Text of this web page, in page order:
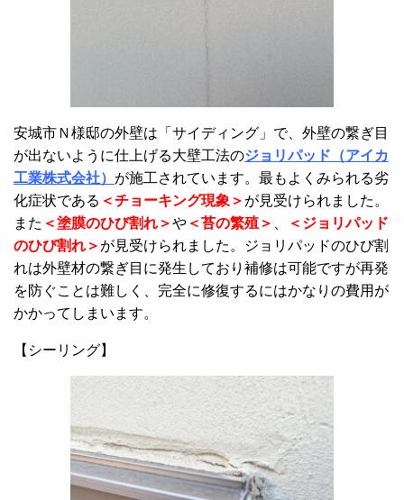
安城市Ｎ様邸の外壁は「サイディング」で、外壁の繋ぎ目
が出ないように仕上げる大壁工法のジョリパッド（アイカ
工業株式会社） が施工されています。最もよくみられる劣
化症状である ＜チョーキング現象＞ が見受けられました。
また ＜塗膜のひび割れ＞や ＜苔の繁殖＞
＜ジョリパッド
のひび割れ＞ が見受けられました。ジョリパッドのひび割
れは外壁材の繋ぎ目に発生しており補修は可能ですが再発
を防ぐことは難しく、完全に修復するにはかなりの費用が
かかってしまいます。
【シーリング】